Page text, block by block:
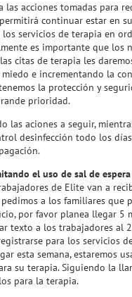
las acciones tomadas para
continuar estar en
servicios de terapia en
es importante que los
citas de terapia les
e incrementando la
la protección y
prioridad.
las aciones a seguir,
desinfección todo los
el uso de sal de
de Elite van a
pedimos a los familiares que
por favor planea llegar 5
texto a los trabajadores
para los servicios
esta semana, estaremos
su terapia. Siguiendo la
para la terapia.